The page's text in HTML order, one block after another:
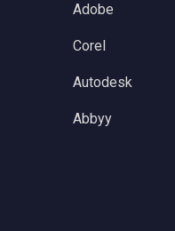
Adobe
Corel
Autodesk
Abbyy